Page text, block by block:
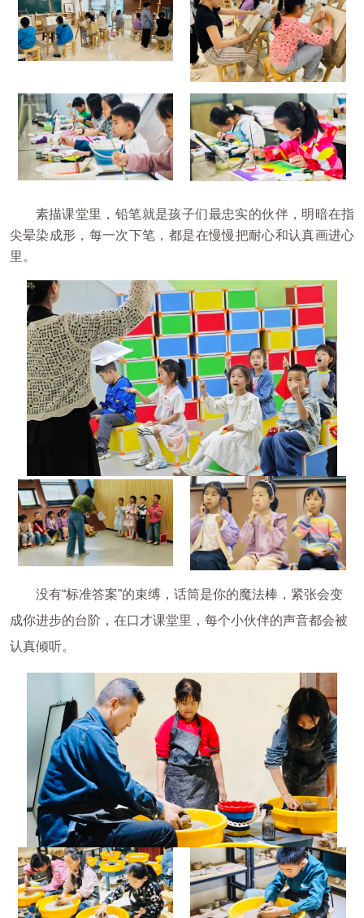
素描课堂里，铅笔就是孩子们最忠实的伙伴，明暗在指
尖晕染成形，每一次下笔，都是在慢慢把耐心和认真画进心
里。
没有“标准答案”的束缚，话筒是你的魔法棒，紧张会变
成你进步的台阶，在口才课堂里，每个小伙伴的声音都会被
认真倾听。